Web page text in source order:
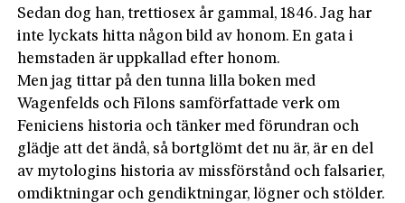
Sedan dog han, trettiosex år gammal, 1846. Jag har
inte lyckats hitta någon bild av honom. En gata i
hemstaden är uppkallad efter honom.
Men jag tittar på den tunna lilla boken med
Wagenfelds och Filons samförfattade verk om
Feniciens historia och tänker med förundran och
glädje att det ändå, så bortglömt det nu är, är en del
av mytologins historia av missförstånd och falsarier,
omdiktningar och gendiktningar, lögner och stölder.